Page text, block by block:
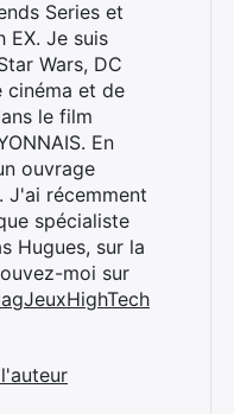
Series et
EX. Je suis
Wars, DC
cinéma et de
le film
En
ouvrage
J'ai récemment
spécialiste
Hugues, sur la
moi sur